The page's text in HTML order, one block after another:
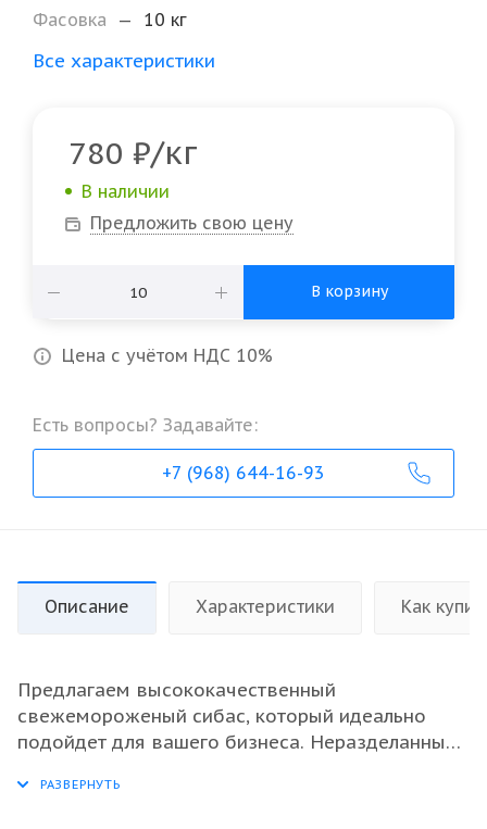
Фасовка
— 10 кг
Все характеристики
780 ₽/кг
В наличии
Предложить свою цену
В корзину
Цена с учётом НДС 10%
Есть вопросы? Задавайте:
+7 (968) 644-16-93
Описание Характеристики Как
Предлагаем высококачественный
свежемороженый сибас, который идеально
подойдет для вашего бизнеса. Неразделанный
вкусовые качества рыбы. Каждая партия весом